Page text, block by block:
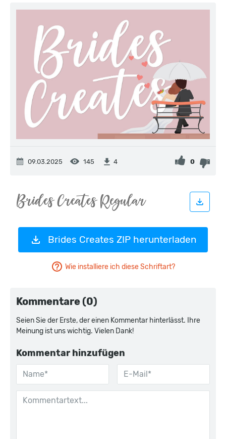
09.03.2025 145 4 0
Brides Creates ZIP herunterladen
Wie installiere ich diese Schriftart?
Kommentare (0)
Seien Sie der Erste, der einen Kommentar hinterlässt. Ihre
Meinung ist uns wichtig. Vielen Dank!
Kommentar hinzufügen